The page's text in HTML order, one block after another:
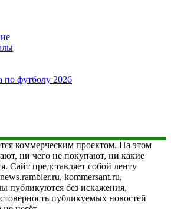
по футболу 2026
коммерческим проектом. На этом
ни чего не покупают, ни какие
Сайт представляет собой ленту
kommersant.ru,
публикуются без искажения,
публикуемых новостей